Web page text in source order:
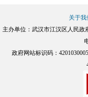
关于我
主办单位：武汉市江汉区人
政府网站标识码：